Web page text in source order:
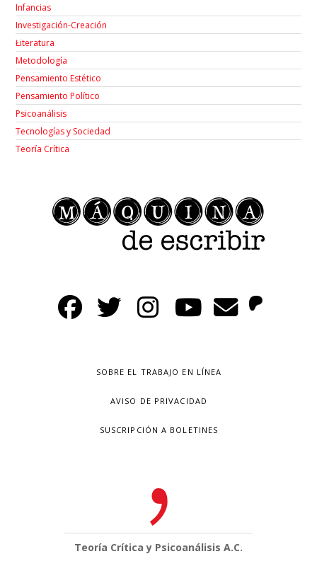
Infancias
Investigación-Creación
Łiteratura
Metodología
Pensamiento Estético
Pensamiento Político
Psicoanálisis
Tecnologías y Sociedad
Teoría Crítica
SOBRE EL TRABAJO EN LÍNEA
AVISO DE PRIVACIDAD
SUSCRIPCIÓN A BOLETINES
Teoría Crítica y Psicoanálisis A.C.